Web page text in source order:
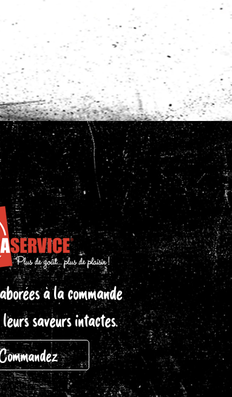
à la commande
saveurs intactes.